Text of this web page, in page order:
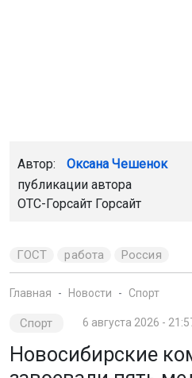
Автор: Оксана Чешенок
публикации автора
ОТС-Горсайт Горсайт
ГОСТ работа Россия
Главная Новости Спорт
Спорт 6 августа 2026 -
Новосибирские